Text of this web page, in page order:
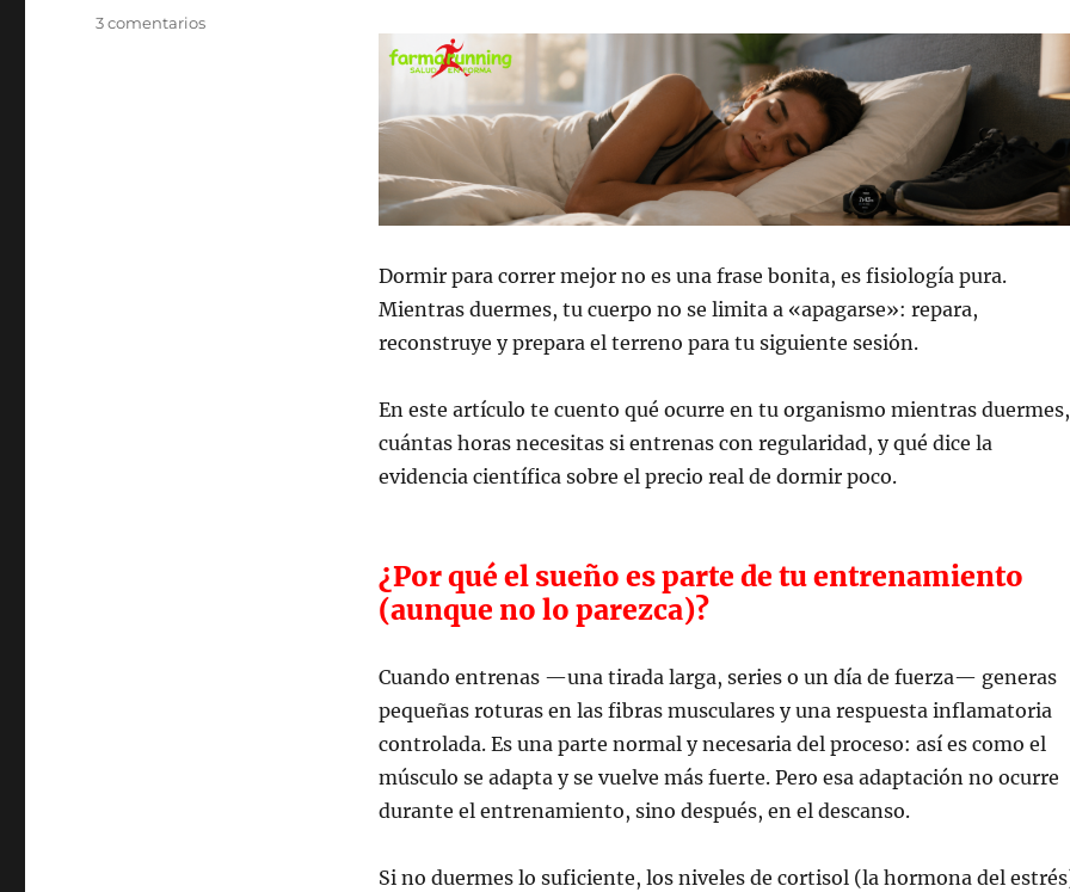
Dormir para correr mejor no es una frase bonita, es fisiología pura.
Mientras duermes, tu cuerpo no se limita a «apagarse»: repara,
reconstruye y prepara el terreno para tu siguiente sesión.
En este artículo te cuento qué ocurre en tu organismo mientras duermes,
cuántas horas necesitas si entrenas con regularidad, y qué dice la
evidencia científica sobre el precio real de dormir poco.
¿Por qué el sueño es parte de tu entrenamiento
(aunque no lo parezca)?
Cuando entrenas —una tirada larga, series o un día de fuerza— generas
pequeñas roturas en las fibras musculares y una respuesta inflamatoria
controlada. Es una parte normal y necesaria del proceso: así es como el
músculo se adapta y se vuelve más fuerte. Pero esa adaptación no ocurre
durante el entrenamiento, sino después, en el descanso.
Si no duermes lo suficiente, los niveles de cortisol (la hormona del
3 comentariosen